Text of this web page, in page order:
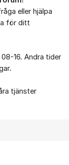
eller hjälpa
för ditt
16. Andra tider
tjänster